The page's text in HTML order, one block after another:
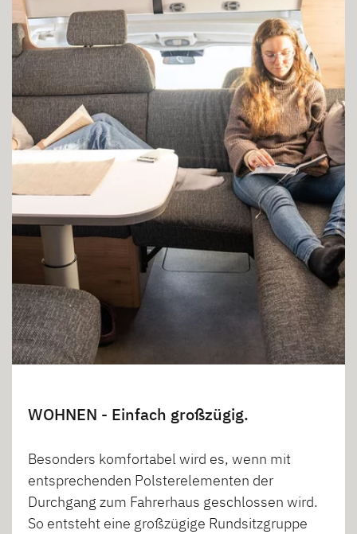
WOHNEN - Einfach großzügig.
Besonders komfortabel wird es, wenn mit
entsprechenden Polsterelementen der
Durchgang zum Fahrerhaus geschlossen wird.
So entsteht eine großzügige Rundsitzgruppe